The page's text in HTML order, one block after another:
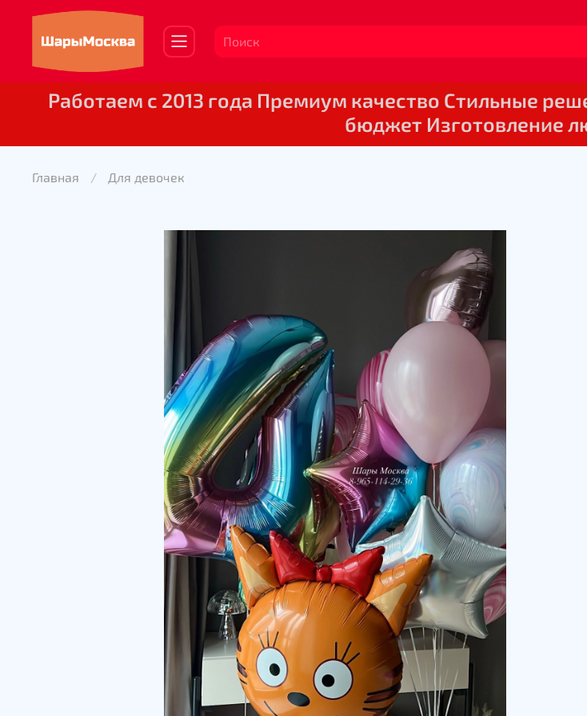
Работаем с 2013 года Премиум качество Стильные
бюджет Изготовление
Главная Для девочек